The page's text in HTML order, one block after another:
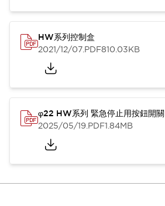
HW系列控制盒
2021/12/07.PDF810.03KB
φ22 HW系列 緊急停止用按鈕開關
2025/05/19.PDF1.84MB